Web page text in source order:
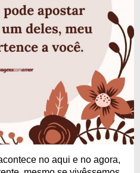
no aqui e no agora,